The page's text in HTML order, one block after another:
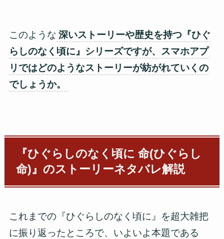
このような 深いストーリーや歴史を持つ『ひぐ
らしのなく頃に』シリーズですが、スマホアプ
リではどのようなストーリーが紡がれていくの
でしょうか。
『ひぐらしのなく頃に 命(ひぐらし
命)』のストーリーネタバレ解説
これまでの『ひぐらしのなく頃に』を超大雑把
に振り返ったところで、いよいよ本題である